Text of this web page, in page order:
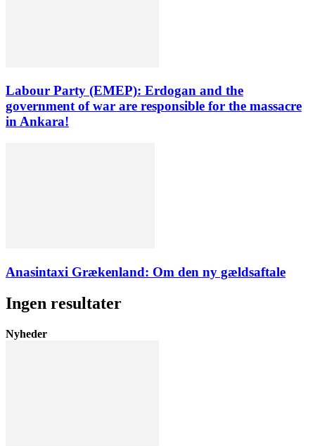
Labour Party (EMEP): Erdogan and the
government of war are responsible for the massacre
in Ankara!
Anasintaxi Grækenland: Om den ny gældsaftale
Ingen resultater
Nyheder